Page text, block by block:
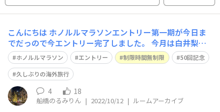
こんにちは ホノルルマラソンエントリー第一期が今日ま
でだっので今エントリー完了しました。 今月は白井梨マ
ラソン、東京レガシーハーフ、手賀沼ハーフと大会続きで
す。 関門にかからないよう頑張ろうと思っています。 関
門が無いホノルルは参加しやすいにですが、足切りが無い
ので自分との戦いが辛いです。
ホノルルマラソン エントリー 制限時間無制限
50回記念
久しぶりの海外旅行
4 18
船橋のるみりん | 2022/10/12 | ルームアーカイブ